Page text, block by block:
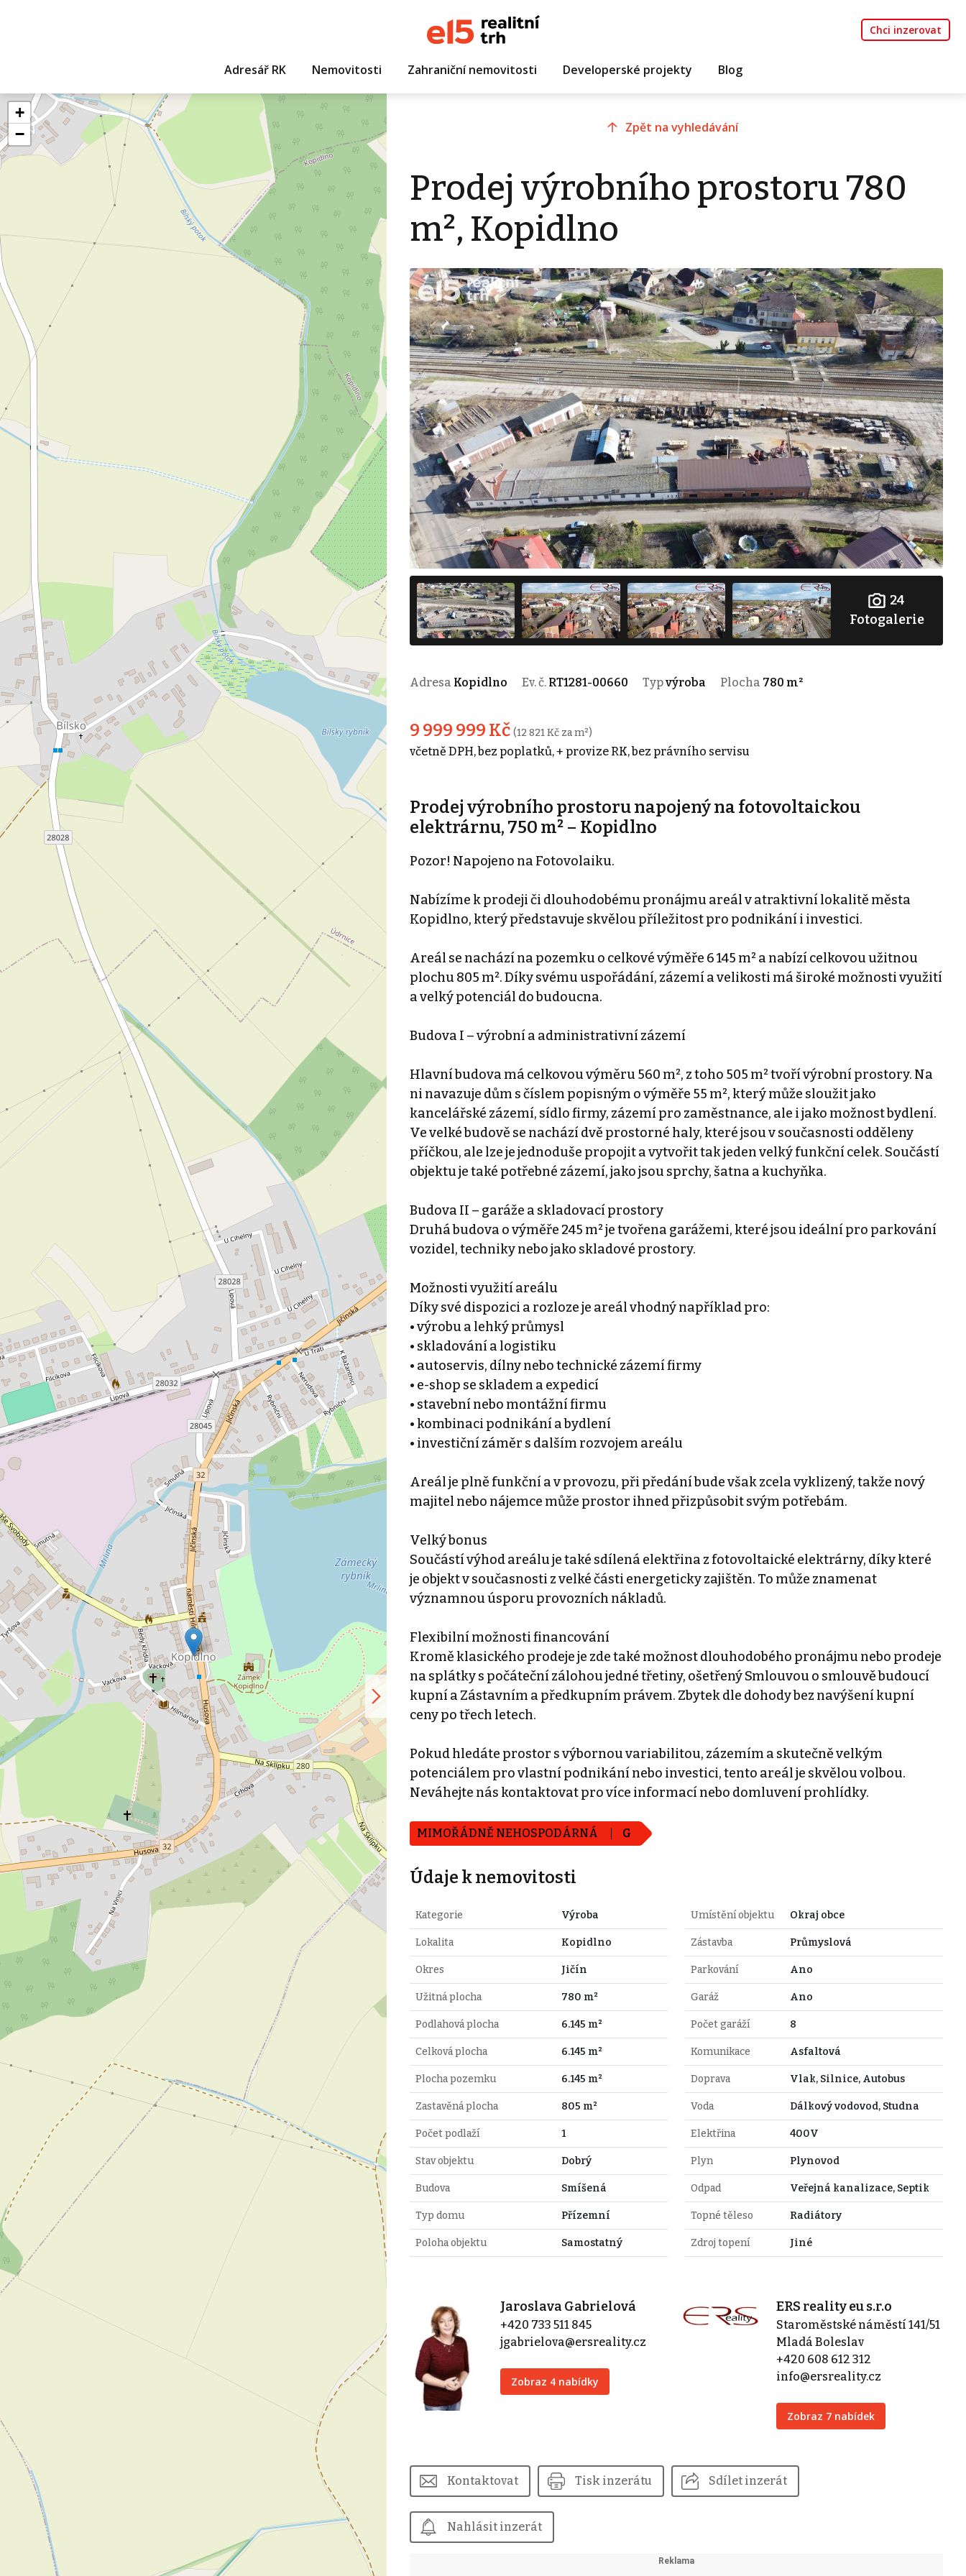
Chci inzerovat
Adresář RK Nemovitosti Zahraniční nemovitosti Developerské projekty Blog
+
−
Zpět na vyhledávání
Prodej výrobního prostoru 780
m², Kopidlno
24
Fotogalerie
Adresa Kopidlno Ev. č. RT1281-00660 Typvýroba Plocha 780 m²
9 999 999 Kč (12 821 Kč za m²)
včetně DPH, bez poplatků, + provize RK, bez právního servisu
Prodej výrobního prostoru napojený na fotovoltaickou
elektrárnu, 750 m² – Kopidlno
Pozor! Napojeno na Fotovolaiku.
Nabízíme k prodeji či dlouhodobému pronájmu areál v atraktivní lokalitě města
Kopidlno, který představuje skvělou příležitost pro podnikání i investici.
Areál se nachází na pozemku o celkové výměře 6 145 m² a nabízí celkovou užitnou
plochu 805 m². Díky svému uspořádání, zázemí a velikosti má široké možnosti využití
a velký potenciál do budoucna.
Budova I – výrobní a administrativní zázemí
Hlavní budova má celkovou výměru 560 m², z toho 505 m² tvoří výrobní prostory. Na
ni navazuje dům s číslem popisným o výměře 55 m², který může sloužit jako
kancelářské zázemí, sídlo firmy, zázemí pro zaměstnance, ale i jako možnost bydlení.
Ve velké budově se nachází dvě prostorné haly, které jsou v současnosti odděleny
příčkou, ale lze je jednoduše propojit a vytvořit tak jeden velký funkční celek. Součástí
objektu je také potřebné zázemí, jako jsou sprchy, šatna a kuchyňka.
Budova II – garáže a skladovací prostory
Druhá budova o výměře 245 m² je tvořena garážemi, které jsou ideální pro parkování
vozidel, techniky nebo jako skladové prostory.
Možnosti využití areálu
Díky své dispozici a rozloze je areál vhodný například pro:
• výrobu a lehký průmysl
• skladování a logistiku
• autoservis, dílny nebo technické zázemí firmy
• e-shop se skladem a expedicí
• stavební nebo montážní firmu
• kombinaci podnikání a bydlení
• investiční záměr s dalším rozvojem areálu
Areál je plně funkční a v provozu, při předání bude však zcela vyklizený, takže nový
majitel nebo nájemce může prostor ihned přizpůsobit svým potřebám.
Velký bonus
Součástí výhod areálu je také sdílená elektřina z fotovoltaické elektrárny, díky které
je objekt v současnosti z velké části energeticky zajištěn. To může znamenat
významnou úsporu provozních nákladů.
Flexibilní možnosti financování
Kromě klasického prodeje je zde také možnost dlouhodobého pronájmu nebo prodeje
na splátky s počáteční zálohou jedné třetiny, ošetřený Smlouvou o smlouvě budoucí
kupní a Zástavním a předkupním právem. Zbytek dle dohody bez navýšení kupní
ceny po třech letech.
Pokud hledáte prostor s výbornou variabilitou, zázemím a skutečně velkým
potenciálem pro vlastní podnikání nebo investici, tento areál je skvělou volbou.
Neváhejte nás kontaktovat pro více informací nebo domluvení prohlídky.
MIMOŘÁDNĚ NEHOSPODÁRNÁ G
Údaje k nemovitosti
Kategorie Výroba
Lokalita Kopidlno
Okres Jičín
Užitná plocha 780 m²
Podlahová plocha 6.145 m²
Celková plocha 6.145 m²
Plocha pozemku 6.145 m²
Zastavěná plocha 805 m²
Počet podlaží 1
Stav objektu Dobrý
Budova Smíšená
Typ domu Přízemní
Poloha objektu Samostatný
Umístění objektu Okraj obce
Zástavba Průmyslová
Parkování Ano
Garáž Ano
Počet garáží 8
Komunikace Asfaltová
Doprava Vlak, Silnice, Autobus
Voda Dálkový vodovod, Studna
Elektřina 400V
Plyn Plynovod
Odpad Veřejná kanalizace, Septik
Topné těleso Radiátory
Zdroj topení Jiné
Jaroslava Gabrielová
+420 733 511 845
jgabrielova@ersreality.cz
Zobraz 4 nabídky
ERS reality eu s.r.o
Staroměstské náměstí 141/51
Mladá Boleslav
+420 608 612 312
info@ersreality.cz
Zobraz 7 nabídek
Kontaktovat Tisk inzerátu Sdílet inzerát
Nahlásit inzerát